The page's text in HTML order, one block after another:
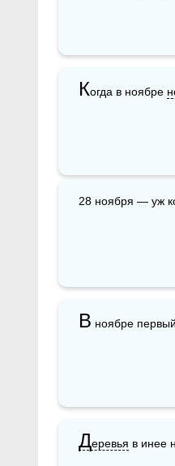
Когда в ноябре
28 ноября — уж
В ноябре
Деревья в инее